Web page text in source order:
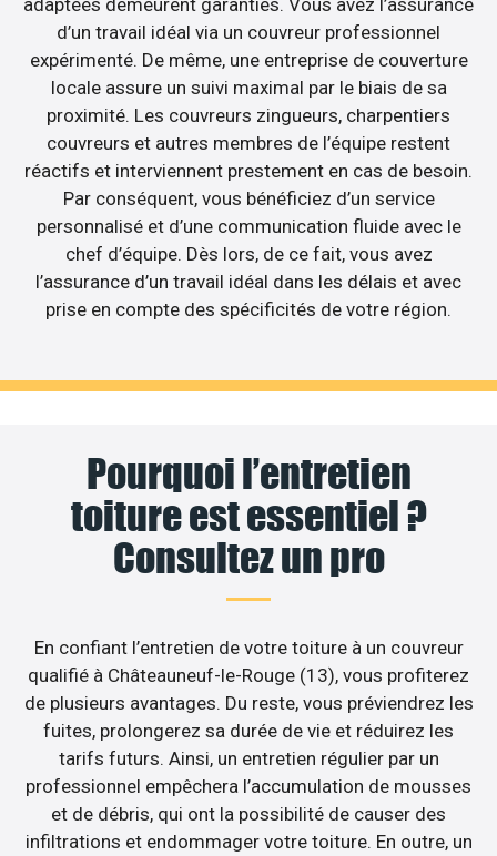
adaptées demeurent garanties. Vous avez l’assurance
d’un travail idéal via un couvreur professionnel
expérimenté. De même, une entreprise de couverture
locale assure un suivi maximal par le biais de sa
proximité. Les couvreurs zingueurs, charpentiers
couvreurs et autres membres de l’équipe restent
réactifs et interviennent prestement en cas de besoin.
Par conséquent, vous bénéficiez d’un service
personnalisé et d’une communication fluide avec le
chef d’équipe. Dès lors, de ce fait, vous avez
l’assurance d’un travail idéal dans les délais et avec
prise en compte des spécificités de votre région.
Pourquoi l’entretien
toiture est essentiel ?
Consultez un pro
En confiant l’entretien de votre toiture à un couvreur
qualifié à Châteauneuf-le-Rouge (13), vous profiterez
de plusieurs avantages. Du reste, vous préviendrez les
fuites, prolongerez sa durée de vie et réduirez les
tarifs futurs. Ainsi, un entretien régulier par un
professionnel empêchera l’accumulation de mousses
et de débris, qui ont la possibilité de causer des
infiltrations et endommager votre toiture. En outre, un